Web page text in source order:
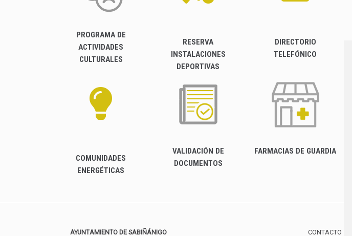
PROGRAMA DE
ACTIVIDADES
CULTURALES
RESERVA
INSTALACIONES
DEPORTIVAS
DIRECTORIO
TELEFÓNICO
COMUNIDADES
ENERGÉTICAS
VALIDACIÓN DE
DOCUMENTOS
FARMACIAS DE GUARDIA
AYUNTAMIENTO DE SABIÑÁNIGO CONTACTO